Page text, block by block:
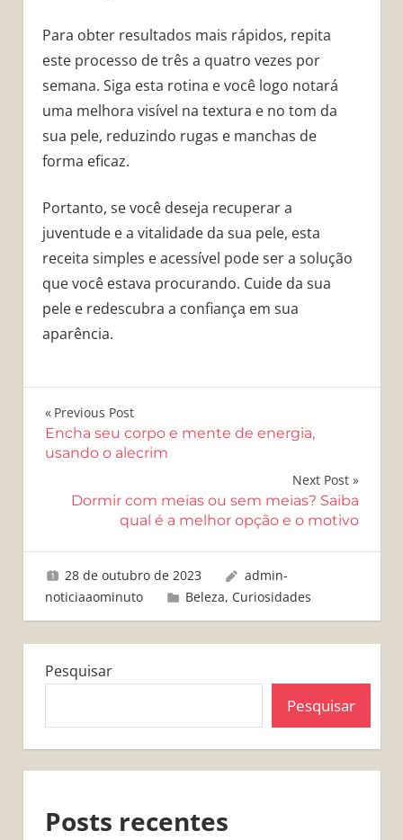
Para obter resultados mais rápidos, repita
este processo de três a quatro vezes por
semana. Siga esta rotina e você logo notará
uma melhora visível na textura e no tom da
sua pele, reduzindo rugas e manchas de
forma eficaz.
Portanto, se você deseja recuperar a
juventude e a vitalidade da sua pele, esta
receita simples e acessível pode ser a solução
que você estava procurando. Cuide da sua
pele e redescubra a confiança em sua
aparência.
Navegação
de
Post
Previous Post
Encha seu corpo e mente de energia,
usando o alecrim
Next Post
Dormir com meias ou sem meias? Saiba
qual é a melhor opção e o motivo
28 de outubro de 2023
admin-
noticiaaominuto
Beleza, Curiosidades
Pesquisar
Pesquisar
Posts recentes